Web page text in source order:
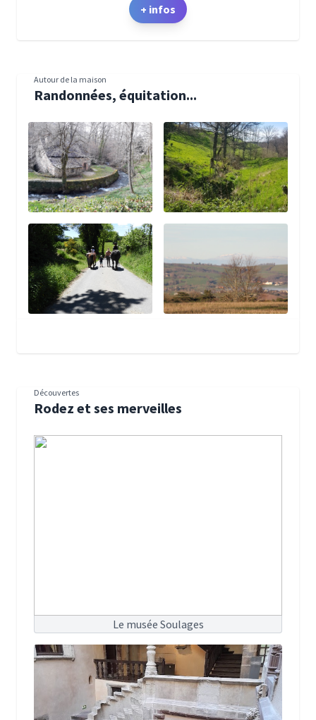
+ infos
Autour de la maison
Randonnées, équitation...
Découvertes
Rodez et ses merveilles
Le musée Soulages